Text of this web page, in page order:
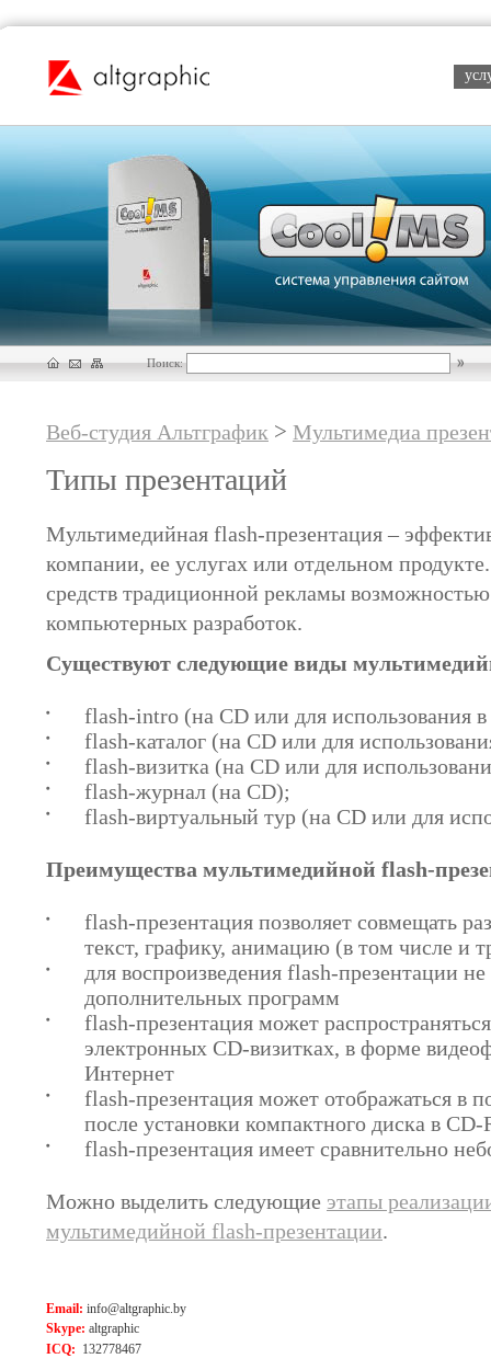
Поиск:
Веб-студия Альтграфик > Мультимедиа
Типы презентаций
Мультимедийная flash-презентация –
компании, ее услугах или отдельном
средств традиционной рекламы
компьютерных разработок.
Существуют следующие виды
flash-intro (на CD или для использования
flash-каталог (на CD или для
flash-визитка (на CD или для
flash-журнал (на CD);
flash-виртуальный тур (на CD или для
Преимущества мультимедийной flash-
flash-презентация позволяет совмещать
текст, графику, анимацию (в том числе и
для воспроизведения flash-презентации не
дополнительных программ
flash-презентация может
электронных СD-визитках, в форме
Интернет
flash-презентация может отображаться в
после установки компактного диска в
flash-презентация имеет сравнительно
Можно выделить следующие этапы
мультимедийной flash-презентации.
Email: info@altgraphic.by
Skype: altgraphic
ICQ: 132778467